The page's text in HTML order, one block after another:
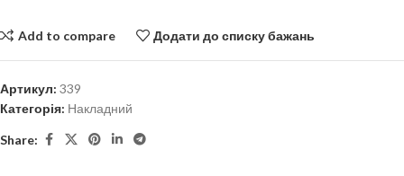
Add to compare Додати до списку бажань
Артикул: 339
Категорія: Накладний
Share: